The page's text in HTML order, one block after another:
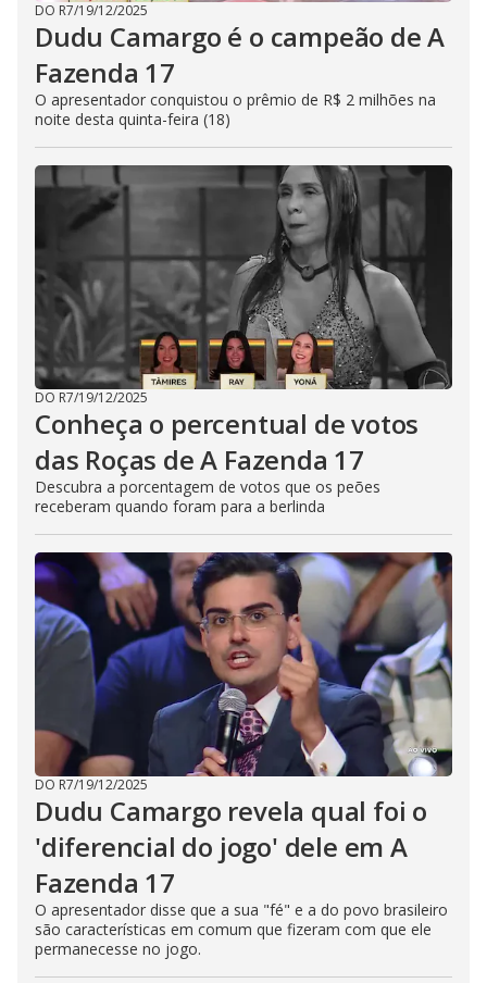
DO R7/19/12/2025
Dudu Camargo é o campeão de A
Fazenda 17
O apresentador conquistou o prêmio de R$ 2 milhões na
noite desta quinta-feira (18)
DO R7/19/12/2025
Conheça o percentual de votos
das Roças de A Fazenda 17
Descubra a porcentagem de votos que os peões
receberam quando foram para a berlinda
DO R7/19/12/2025
Dudu Camargo revela qual foi o
'diferencial do jogo' dele em A
Fazenda 17
O apresentador disse que a sua "fé" e a do povo brasileiro
são características em comum que fizeram com que ele
permanecesse no jogo.